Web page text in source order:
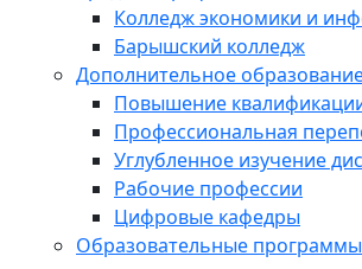
Колледж экономики и
Барышский колледж
Дополнительное
Повышение
Профессиональная
Углубленное изучение
Рабочие профессии
Цифровые кафедры
Образовательные